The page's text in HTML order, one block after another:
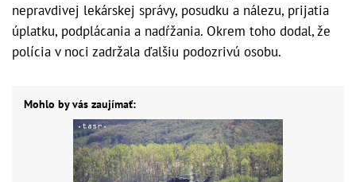
nepravdivej lekárskej správy, posudku a nálezu, prijatia
úplatku, podplácania a nadŕžania. Okrem toho dodal, že
polícia v noci zadržala ďalšiu podozrivú osobu.
Mohlo by vás zaujímať: